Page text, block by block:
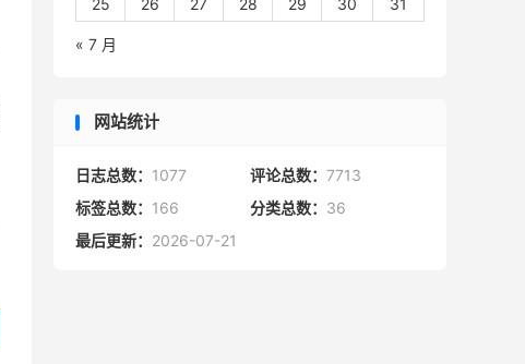
25
26 27 28 29 30 31
« 7 月
网站统计
日志总数： 1077 评论总数： 7713
标签总数： 166 分类总数： 36
最后更新： 2026-07-21